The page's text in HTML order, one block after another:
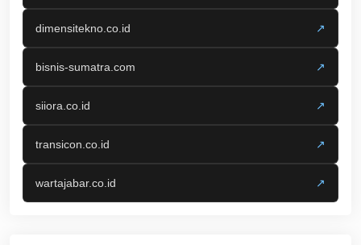
dimensitekno.co.id ↗
bisnis-sumatra.com ↗
siiora.co.id ↗
transicon.co.id ↗
wartajabar.co.id ↗